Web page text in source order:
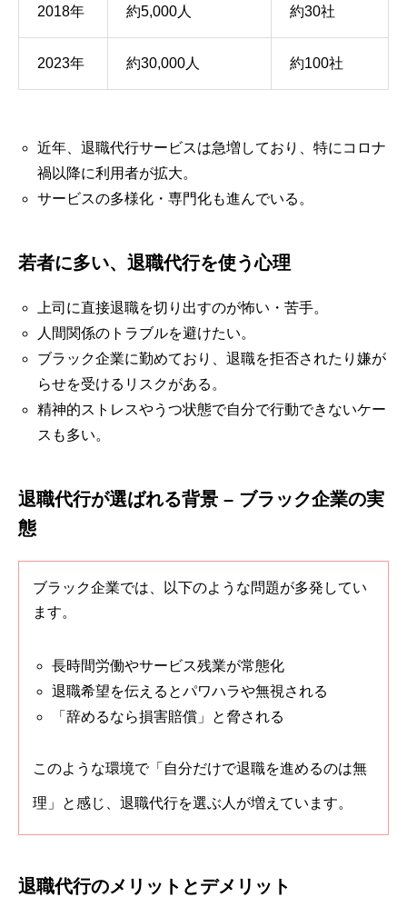
2018年 約5,000人 約30社
2023年 約30,000人 約100社
近年、退職代行サービスは急増しており、特にコロナ
禍以降に利用者が拡大。
サービスの多様化・専門化も進んでいる。
若者に多い、退職代行を使う心理
上司に直接退職を切り出すのが怖い・苦手。
人間関係のトラブルを避けたい。
ブラック企業に勤めており、退職を拒否されたり嫌が
らせを受けるリスクがある。
精神的ストレスやうつ状態で自分で行動できないケー
スも多い。
退職代行が選ばれる背景 – ブラック企業の実
態
ブラック企業では、以下のような問題が多発してい
ます。
長時間労働やサービス残業が常態化
退職希望を伝えるとパワハラや無視される
「辞めるなら損害賠償」と脅される
このような環境で「自分だけで退職を進めるのは無
理」と感じ、退職代行を選ぶ人が増えています。
退職代行のメリットとデメリット